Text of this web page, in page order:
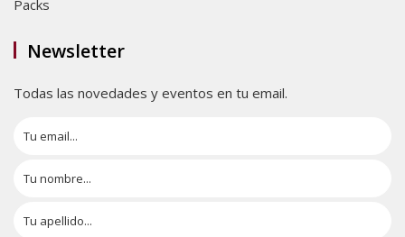
Packs
Newsletter
Todas las novedades y eventos en tu email.